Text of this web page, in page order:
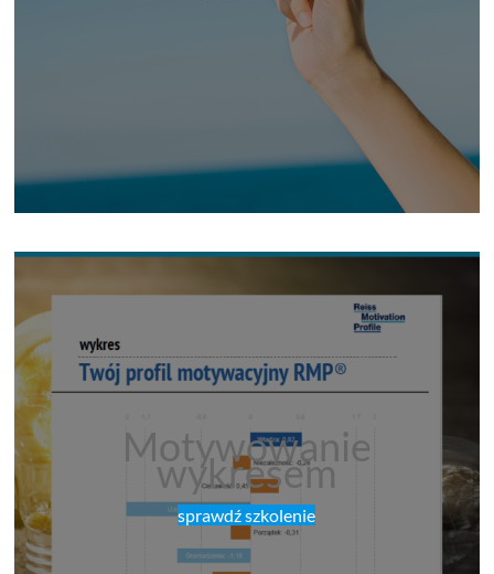
Motywowanie
wykresem
sprawdź szkolenie